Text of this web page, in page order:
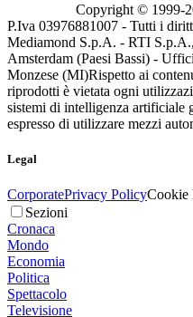
Copyright © 1999-
P.Iva 03976881007 - Tutti i
Mediamond S.p.A. - RTI
Amsterdam (Paesi Bassi) -
Monzese (MI)Rispetto ai
riprodotti è vietata ogni
sistemi di intelligenza artificiale
espresso di utilizzare mezzi
Legal
CorporatePrivacy PolicyCookie
Sezioni
Cronaca
Mondo
Economia
Politica
Spettacolo
Televisione